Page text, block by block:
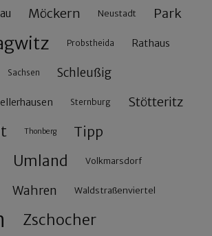
Möckern Neustadt Park
Probstheida Rathaus
Sachsen Schleußig
Sternburg Stötteritz
Thonberg Tipp
Umland Volkmarsdorf
Wahren Waldstraßenviertel
Zschocher